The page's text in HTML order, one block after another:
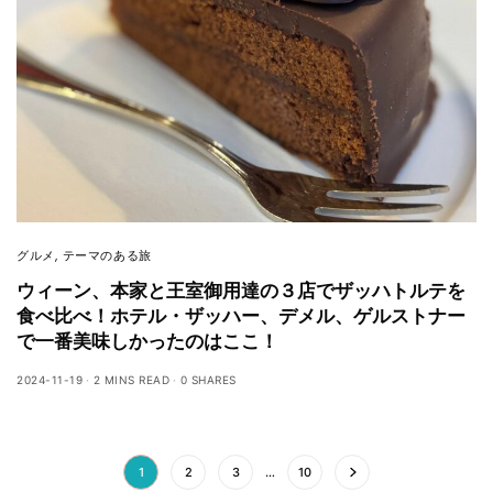
グルメ , テーマのある旅
ウィーン、本家と王室御用達の３店でザッハトルテを
食べ比べ！ホテル・ザッハー、デメル、ゲルストナー
で一番美味しかったのはここ！
2024-11-19 2 MINS READ 0 SHARES
1 2 3 … 10